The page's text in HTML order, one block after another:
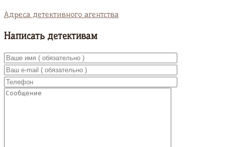
Адреса детективного агентства
Написать детективам